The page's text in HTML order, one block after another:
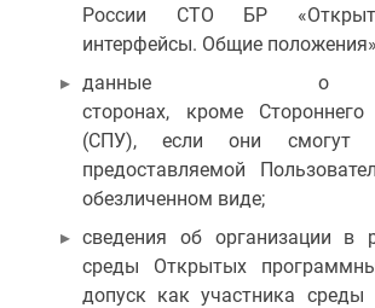
России СТО БР
интерфейсы. Общие
данные о
сторонах, кроме
(СПУ), если они смогут
предоставляемой
обезличенном виде;
сведения об организации в
среды Открытых
допуск как участника среды